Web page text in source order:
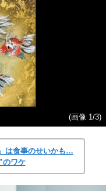
(画像 1/3)
は食事のせいかも…
のワケ